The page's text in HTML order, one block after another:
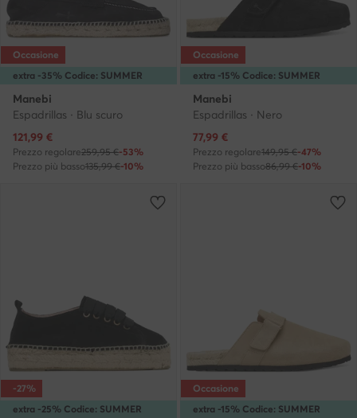
extra -35% Codice: SUMMER
Occasione
Manebi
Espadrillas · Blu scuro
Prezzo attuale
121,99 €
Prezzo regolare259,95 €-53%
Prezzo più basso135,99 €-10%
extra -15% Codice: SUMMER
Occasione
Manebi
Espadrillas · Nero
Prezzo attuale
77,99 €
Prezzo regolare149,95 €-47%
Prezzo più basso86,99 €-10%
extra -25% Codice: SUMMER
-27%
extra -15% Codice: SUMMER
Occasione